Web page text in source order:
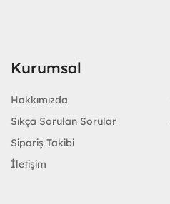
Kurumsal
Hakkımızda
Sıkça Sorulan Sorular
Sipariş Takibi
İletişim